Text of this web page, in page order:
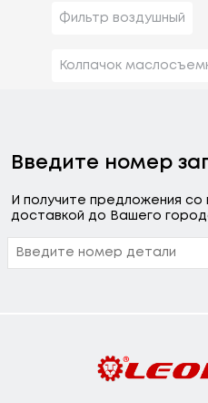
Фильтр воздушный
Колпачок
Введите номер
И получите предложения
доставкой до Вашего